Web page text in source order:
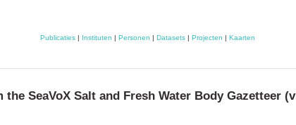
Publicaties| Instituten | Personen | Datasets| Projecten | Kaarten
SeaVoX Salt and Fresh Water Body Gazetteer